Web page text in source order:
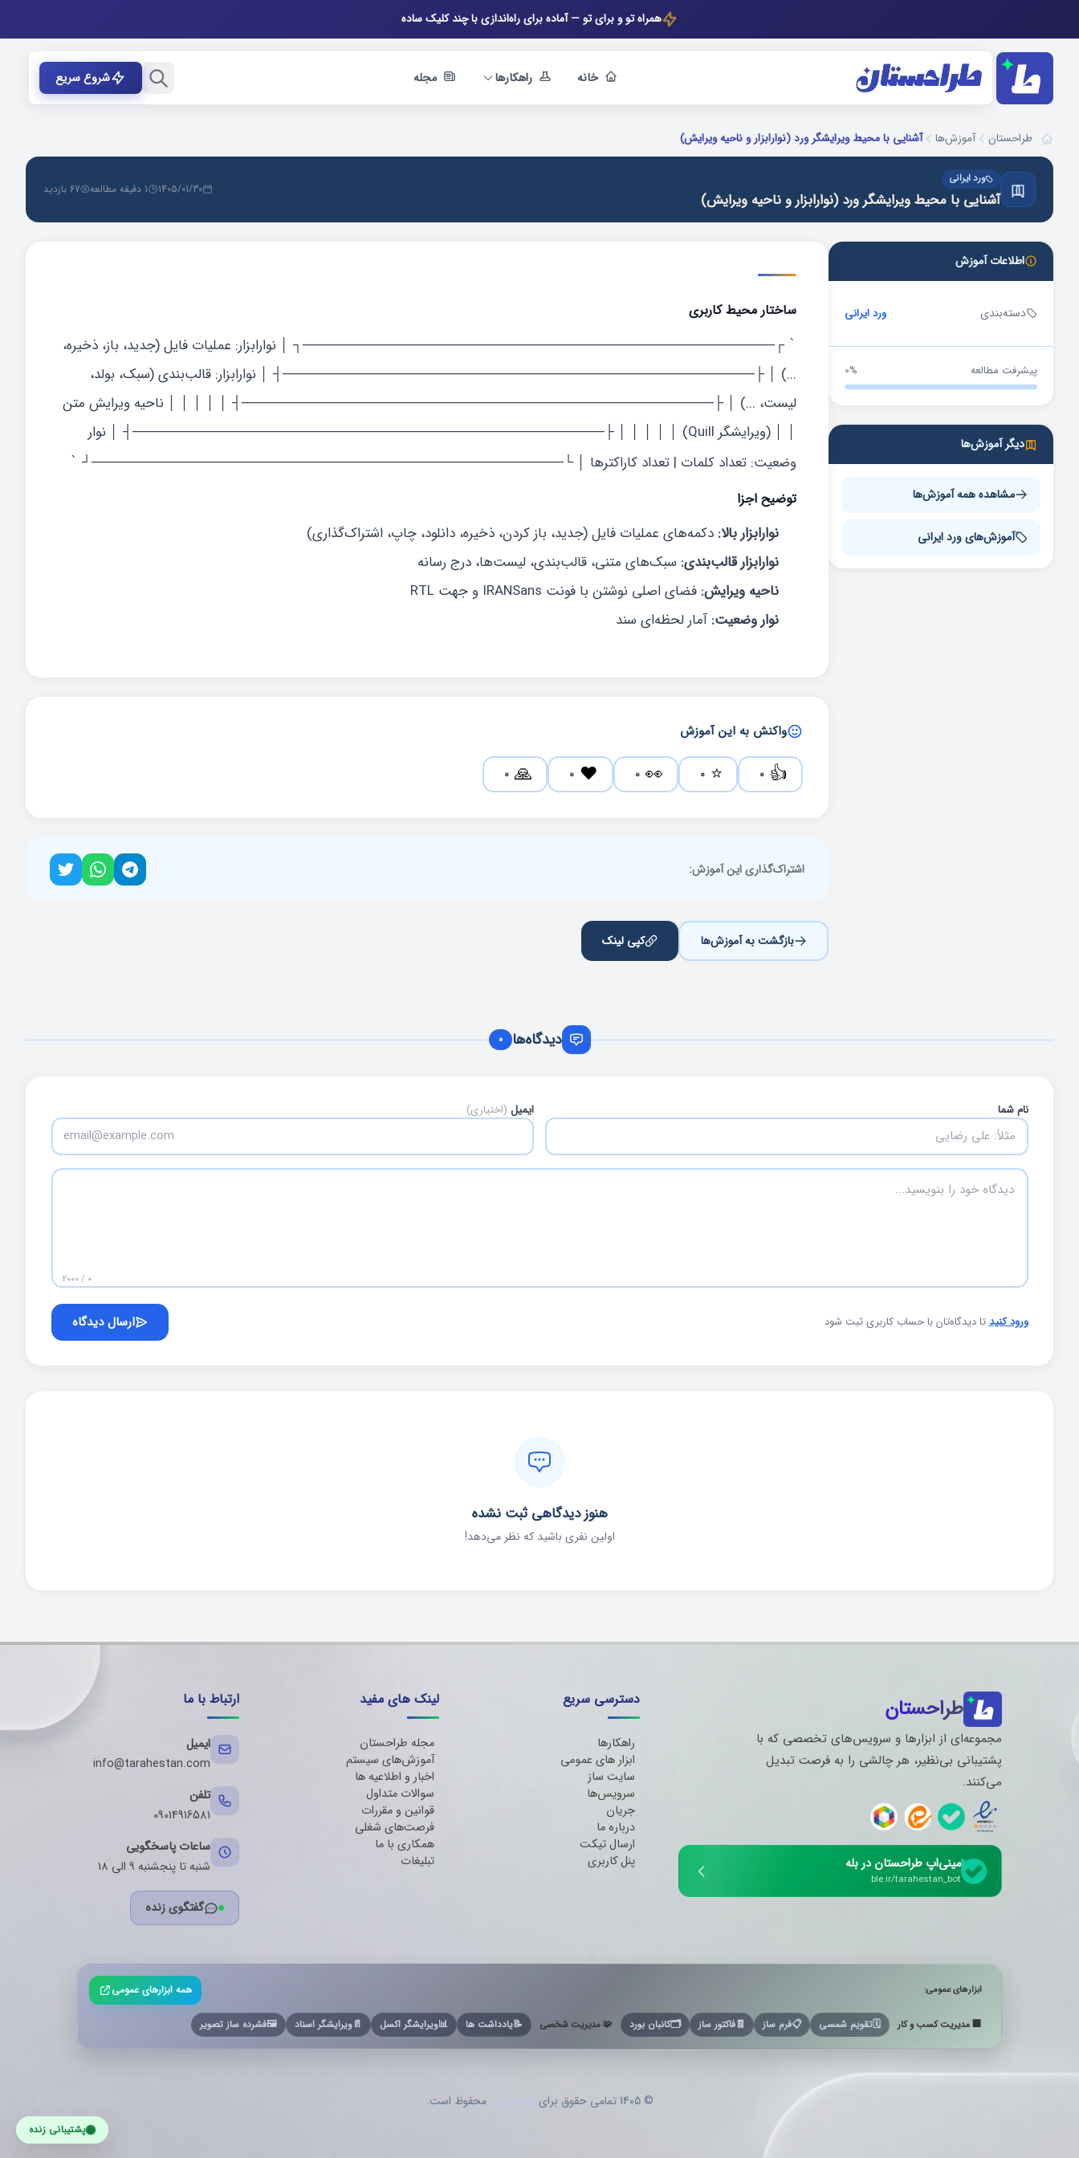
همراه تو و برای تو — آماده برای راه‌اندازی با چند کلیک ساده
خانه راهکارها مجله شروع سریع
طراحستان آموزش‌ها آشنایی با محیط ویرایشگر ورد (نوارابزار و ناحیه ویرایش)
ورد ایرانی
آشنایی با محیط ویرایشگر ورد (نوارابزار و ناحیه ویرایش)
1405/01/30 1 دقیقه مطالعه 67 بازدید
اطلاعات آموزش
دسته‌بندی ورد ایرانی
پیشرفت مطالعه 0%
دیگر آموزش‌ها
مشاهده همه آموزش‌ها
آموزش‌های ورد ایرانی
ساختار محیط کاربری
` ┌─────────────────────────────────────────────────┐ │ نوارابزار: عملیات فایل (جدید، باز، ذخیره،
...) │ ├─────────────────────────────────────────────────┤ │ نوارابزار: قالب‌بندی (سبک، بولد،
لیست، ...) │ ├─────────────────────────────────────────────────┤ │ │ │ │ │ ناحیه ویرایش متن
│ │ (ویرایشگر Quill) │ │ │ │ │ ├─────────────────────────────────────────────────┤ │ نوار
وضعیت: تعداد کلمات | تعداد کاراکترها │ └─────────────────────────────────────────────────┘ `
توضیح اجزا
نوارابزار بالا: دکمه‌های عملیات فایل (جدید، باز کردن، ذخیره، دانلود، چاپ، اشتراک‌گذاری)
نوارابزار قالب‌بندی: سبک‌های متنی، قالب‌بندی، لیست‌ها، درج رسانه
ناحیه ویرایش: فضای اصلی نوشتن با فونت IRANSans و جهت RTL
نوار وضعیت: آمار لحظه‌ای سند
واکنش به این آموزش
👍
0
⭐
0
👀
0
❤️
0
🙏
0
اشتراک‌گذاری این آموزش:
بازگشت به آموزش‌ها کپی لینک
دیدگاه‌ها 0
نام شما ایمیل (اختیاری)
۰ / ۲۰۰۰
ورود کنیدتا دیدگاه‌تان با حساب کاربری ثبت شود ارسال دیدگاه
هنوز دیدگاهی ثبت نشده
اولین نفری باشید که نظر می‌دهد!
پشتیبانی زنده
طراحستان
مجموعه‌ای از ابزارها و سرویس‌های تخصصی که با
پشتیبانی بی‌نظیر، هر چالشی را به فرصت تبدیل
می‌کنند.
مینی‌اپ طراحستان در بله
ble.ir/tarahestan_bot
دسترسی سریع
راهکارها
ابزار های عمومی
سایت ساز
سرویس‌ها
جریان
درباره ما
ارسال تیکت
پنل کاربری
لینک های مفید
مجله طراحستان
آموزش‌های سیستم
اخبار و اطلاعیه ها
سوالات متداول
قوانین و مقررات
فرصت‌های شغلی
همکاری با ما
تبلیغات
ارتباط با ما
ایمیل
info@tarahestan.com
تلفن
09014916581
ساعات پاسخگویی
شنبه تا پنجشنبه ۹ الی ۱۸
گفتگوی زنده
ابزارهای عمومی: همه ابزارهای عمومی
🏢 مدیریت کسب و کار 🗓️تقویم شمسی 📋فرم ساز 🧾فاکتور ساز 🗂️کانبان بورد 🧩 مدیریت شخصی 📝یادداشت ها 📊ویرایشگر اکسل 📄ویرایشگر اسناد 🖼️فشرده ساز تصویر
© 1405 تمامی حقوق برای طراحستان محفوظ است.